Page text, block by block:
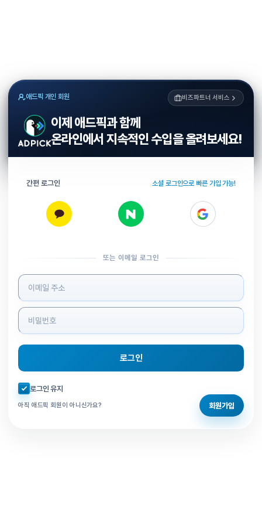
애드픽 개인 회원 비즈파트너 서비스
이제 애드픽과 함께
온라인에서 지속적인 수입을 올려보세요!
간편 로그인 소셜 로그인으로 빠른 가입 가능!
또는 이메일 로그인
로그인 정보 입력
로그인
자동로그인 체크
로그인 유지
아직 애드픽 회원이 아니신가요? 회원가입